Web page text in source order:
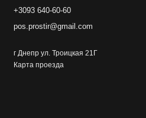
+3093 640-60-60
pos.prostir@gmail.com
г Днепр ул. Троицкая 21Г
Карта проезда